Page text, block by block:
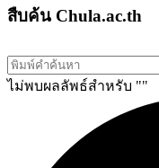
สืบค้น Chula.ac.th
ไม่พบผลลัพธ์สำหรับ ""